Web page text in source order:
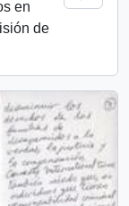
en
de